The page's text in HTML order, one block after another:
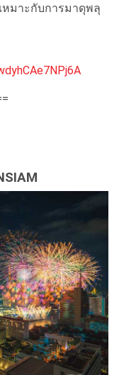
หมาะกับการมาดุพลุ